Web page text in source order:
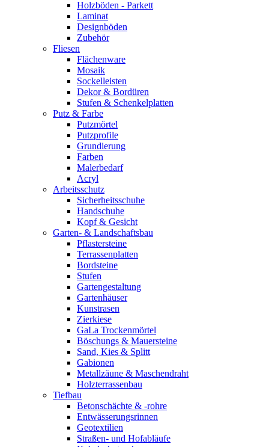
Holzböden - Parkett
Laminat
Designböden
Zubehör
Fliesen
Flächenware
Mosaik
Sockelleisten
Dekor & Bordüren
Stufen & Schenkelplatten
Putz & Farbe
Putzmörtel
Putzprofile
Grundierung
Farben
Malerbedarf
Acryl
Arbeitsschutz
Sicherheitsschuhe
Handschuhe
Kopf & Gesicht
Garten- & Landschaftsbau
Pflastersteine
Terrassenplatten
Bordsteine
Stufen
Gartengestaltung
Gartenhäuser
Kunstrasen
Zierkiese
GaLa Trockenmörtel
Böschungs & Mauersteine
Sand, Kies & Splitt
Gabionen
Metallzäune & Maschendraht
Holzterrassenbau
Tiefbau
Betonschächte & -rohre
Entwässerungsrinnen
Geotextilien
Straßen- und Hofabläufe